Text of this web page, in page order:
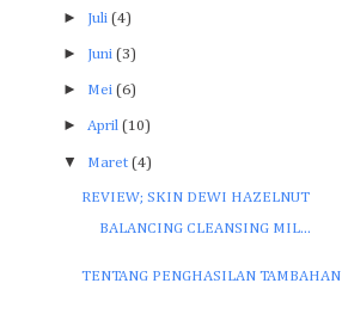
► Juli (4)
► Juni (3)
► Mei (6)
► April (10)
▼ Maret (4)
REVIEW; SKIN DEWI HAZELNUT
BALANCING CLEANSING MIL...
TENTANG PENGHASILAN TAMBAHAN